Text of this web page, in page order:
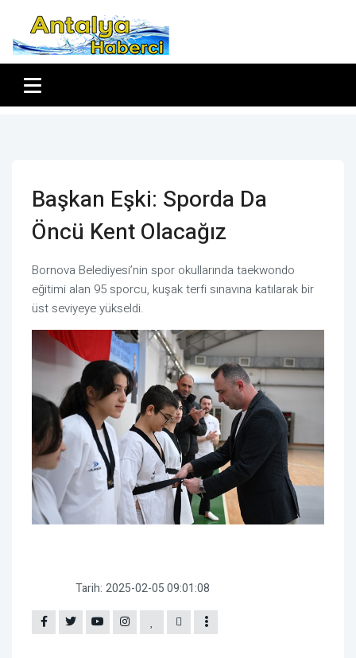
Başkan Eşki: Sporda Da
Öncü Kent Olacağız
Bornova Belediyesi’nin spor okullarında taekwondo
eğitimi alan 95 sporcu, kuşak terfi sınavına katılarak bir
üst seviyeye yükseldi.
Tarih: 2025-02-05 09:01:08